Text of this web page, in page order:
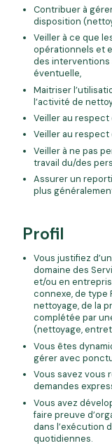
Contribuer à
disposition
Veiller à ce que
opérationnels et
des interventions
éventuelle,
Maitriser
l’activité de
Veiller au
Veiller au
Veiller à ne pas
travail du/des
Assurer un
plus
Profil
Vous justifiez
domaine des
et/ou en
connexe, de type
nettoyage, de la
complétée par
(nettoyage,
Vous êtes
gérer avec
Vous savez vous
demandes
Vous avez
faire preuve
dans l’exécution
quotidiennes.